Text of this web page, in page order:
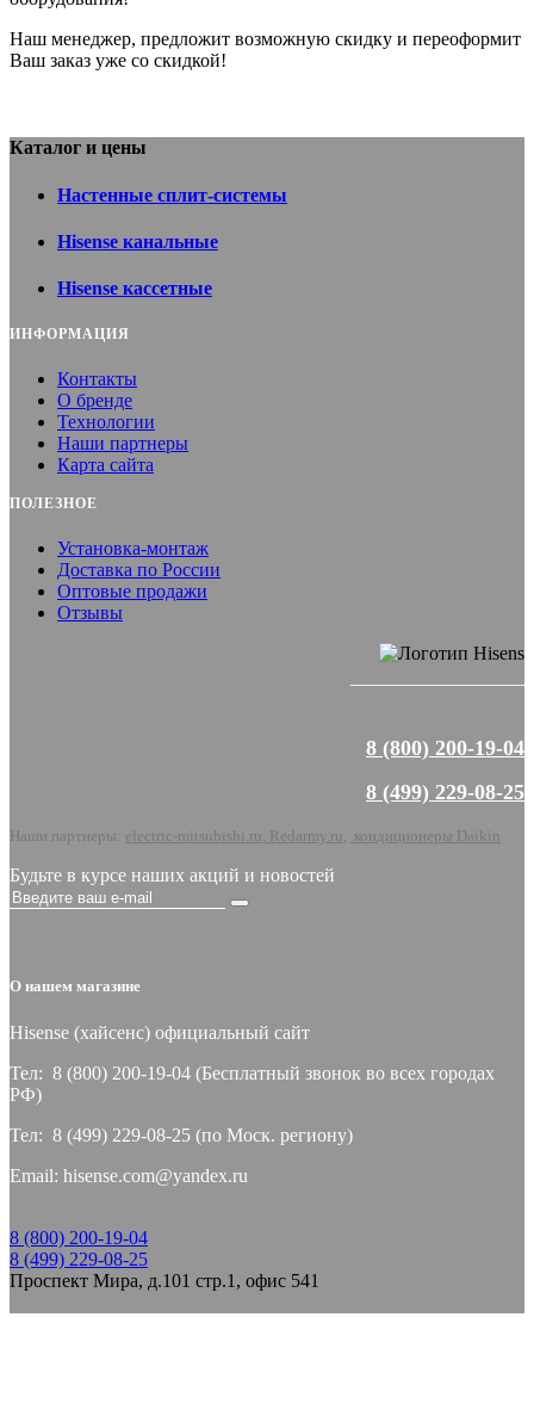
Наш менеджер, предложит возможную скидку и переоформит
Ваш заказ уже со скидкой!
Каталог и цены
Настенные сплит-системы
Hisense канальные
Hisense кассетные
ИНФОРМАЦИЯ
Контакты
О бренде
Технологии
Наши партнеры
Карта сайта
ПОЛЕЗНОЕ
Установка-монтаж
Доставка по России
Оптовые продажи
Отзывы
8 (800) 200-19-04
8 (499) 229-08-25
Наши партнеры: electric-mitsubishi.ru Redarmy.ru кондиционеры Daikin
Будьте в курсе наших акций и новостей
О нашем магазине
Hisense (хайсeнс) официальный сайт
Тел: 8 (800) 200-19-04 (Бесплатный звонок во всех городах
РФ)
Тел: 8 (499) 229-08-25 (по Моск. региону)
Email: hisense.com@yandex.ru
8 (800) 200-19-04
8 (499) 229-08-25
Проспект Мира, д.101 стр.1, офис 541